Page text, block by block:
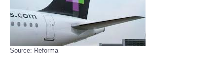
Source: Reforma